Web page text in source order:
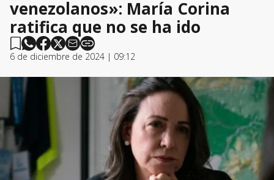
venezolanos»: María Corina
ratifica que no se ha ido
6 de diciembre de 2024 | 09:12